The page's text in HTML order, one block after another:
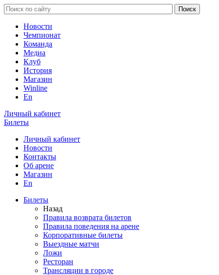
Новости
Чемпионат
Команда
Медиа
Клуб
История
Магазин
Winline
En
Личный кабинет
Билеты
Личный кабинет
Новости
Контакты
Об арене
Магазин
En
Билеты
Назад
Правила возврата билетов
Правила поведения на арене
Корпоративные билеты
Выездные матчи
Ложи
Ресторан
Трансляции в городе